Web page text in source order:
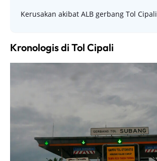
Kerusakan akibat ALB gerbang Tol Cipali
Kronologis di Tol Cipali